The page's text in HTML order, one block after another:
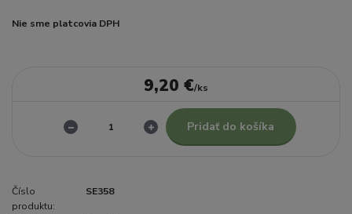
Nie sme platcovia DPH
9,20 €/ks
Pridať do košíka
Číslo
produktu:
SE358